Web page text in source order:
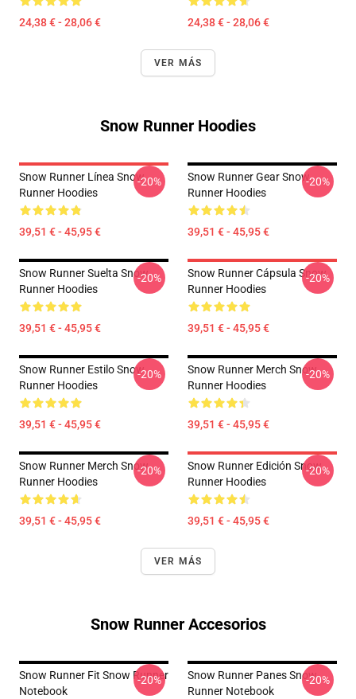
24,38 € - 28,06 € 24,38 € - 28,06 €
VER MÁS
Snow Runner Hoodies
Snow Runner Línea Snow
Runner Hoodies
39,51 € - 45,95 €
-20%
Snow Runner Gear Snow
Runner Hoodies
39,51 € - 45,95 €
-20%
Snow Runner Suelta Snow
Runner Hoodies
39,51 € - 45,95 €
-20%
Snow Runner Cápsula Snow
Runner Hoodies
39,51 € - 45,95 €
-20%
Snow Runner Estilo Snow
Runner Hoodies
39,51 € - 45,95 €
-20%
Snow Runner Merch Snow
Runner Hoodies
39,51 € - 45,95 €
-20%
Snow Runner Merch Snow
Runner Hoodies
39,51 € - 45,95 €
-20%
Snow Runner Edición Snow
Runner Hoodies
39,51 € - 45,95 €
-20%
VER MÁS
Snow Runner Accesorios
Snow Runner Fit Snow Runner
Notebook
-20%
Snow Runner Panes Snow
Runner Notebook
-20%